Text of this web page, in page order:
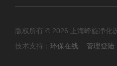
版权所有 © 2026 上海峰旋净化
技术支持： 环保在线 管理登陆